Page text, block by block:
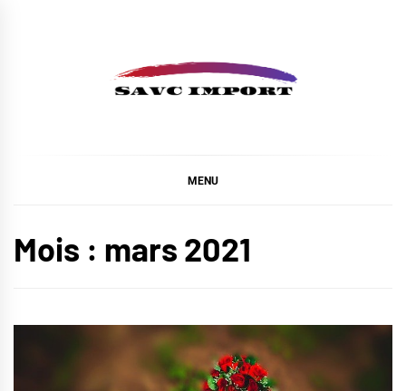
MENU
Mois : mars 2021